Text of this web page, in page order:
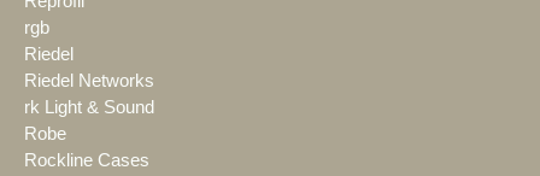
rgb
Riedel
Riedel Networks
rk Light & Sound
Robe
Rockline Cases